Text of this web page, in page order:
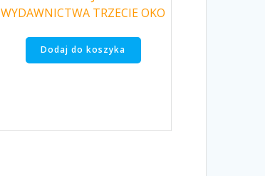
WYDAWNICTWA TRZECIE OKO
Dodaj do koszyka